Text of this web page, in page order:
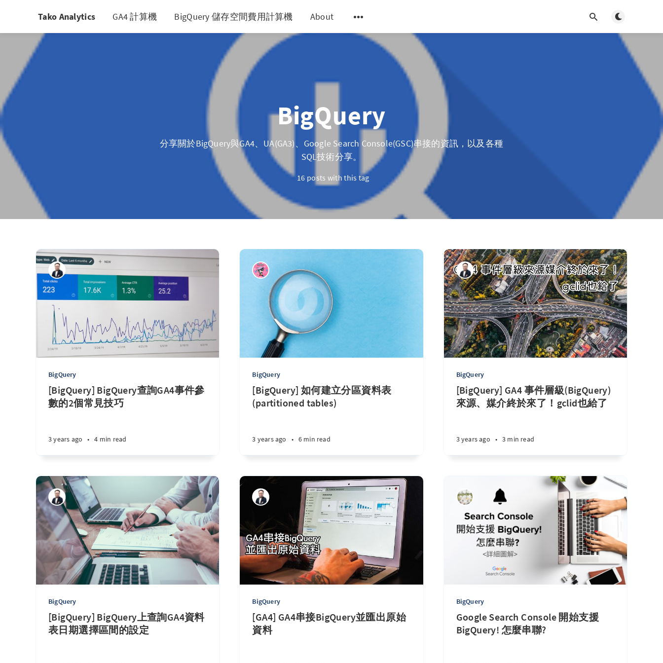
Tako Analytics GA4 計算機 BigQuery 儲存空間費用計算機 About Toggle light/
BigQuery
分享關於BigQuery與GA4、UA(GA3)、Google Search Console(GSC)串接的資訊，以及各種
SQL技術分享。
16 posts with this tag
BigQuery
[BigQuery] BigQuery查詢GA4事件參
數的2個常見技巧
3 years ago • 4 min read
BigQuery
[BigQuery] 如何建立分區資料表
(partitioned tables)
3 years ago • 6 min read
BigQuery
[BigQuery] GA4 事件層級(BigQuery)
來源、媒介終於來了！gclid也給了
3 years ago • 3 min read
BigQuery
[BigQuery] BigQuery上查詢GA4資料
表日期選擇區間的設定
BigQuery
[GA4] GA4串接BigQuery並匯出原始
資料
BigQuery
Google Search Console 開始支援
BigQuery! 怎麼串聯?